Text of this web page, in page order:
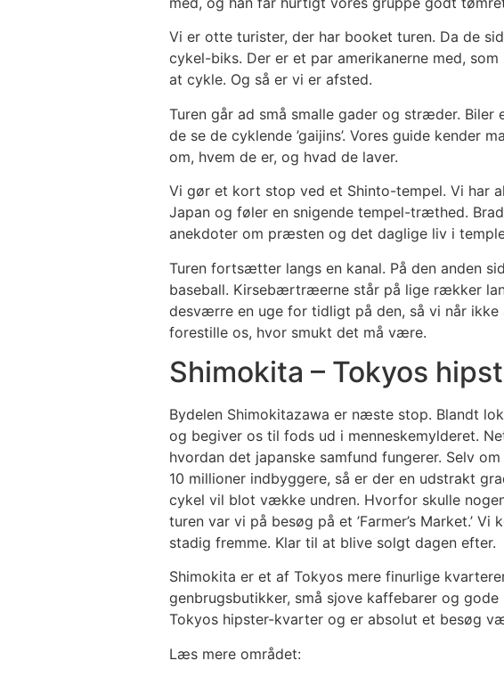
Vi er otte turister, der har booket turen. Da de
cykel-biks. Der er et par amerikanerne med,
at cykle. Og så er vi er afsted.
Turen går ad små smalle gader og stræder. Biler
de se de cyklende ’gaijins’. Vores guide
om, hvem de er, og hvad de laver.
Vi gør et kort stop ved et Shinto-tempel. Vi har
Japan og føler en snigende tempel-træthed.
anekdoter om præsten og det daglige liv i
Turen fortsætter langs en kanal. På den anden
baseball. Kirsebærtræerne står på lige rækker
desværre en uge for tidligt på den, så vi når ikke
forestille os, hvor smukt det må være.
Shimokita – Tokyos
Bydelen Shimokitazawa er næste stop. Blandt
og begiver os til fods ud i menneskemylderet.
hvordan det japanske samfund fungerer. Selv
10 millioner indbyggere, så er der en udstrakt
cykel vil blot vække undren. Hvorfor skulle
turen var vi på besøg på et ’Farmer’s Market.’
stadig fremme. Klar til at blive solgt dagen efter.
Shimokita er et af Tokyos mere finurlige
genbrugsbutikker, små sjove kaffebarer og
Tokyos hipster-kvarter og er absolut et besøg
Læs mere området: